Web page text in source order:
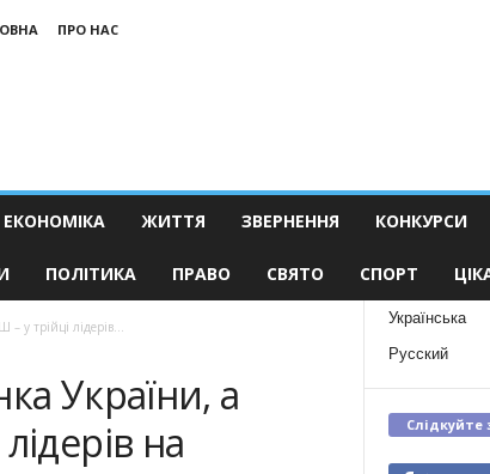
ПРО НАС
ЕКОНОМІКА ЖИТТЯ ЗВЕРНЕННЯ КОНКУРСИ
ПОЛІТИКА ПРАВО СВЯТО СПОРТ
у трійці лідерів...
України, а
на
Українська
Русский
Слідкуйте